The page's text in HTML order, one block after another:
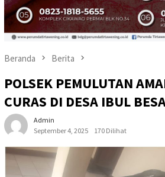
Beranda Berita
POLSEK PEMULUTAN
CURAS DI DESA IBUL
Admin
September 4, 2025
170 Dilihat